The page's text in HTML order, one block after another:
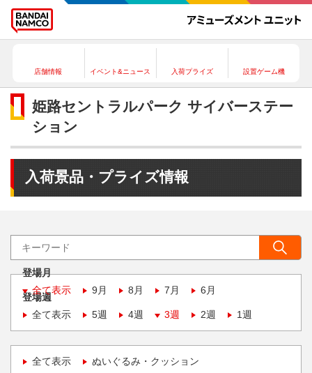
店舗情報 イベント&ニュース 入荷プライズ 設置ゲーム機
姫路セントラルパーク サイバーステー
ション
入荷景品・プライズ情報
登場月
全て表示
9月 8月 7月 6月
登場週
全て表示
5週 4週 3週 2週 1週
全て表示 ぬいぐるみ・クッション